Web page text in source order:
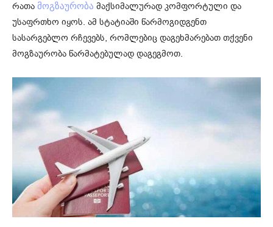
რათა მოგზაურობა მაქსიმალურად კომფორტული და
უსაფრთხო იყოს. ამ სტატიაში წარმოგიდგენთ
სასარგებლო რჩევებს, რომლებიც დაგეხმარებათ თქვენი
მოგზაურობა წარმატებულად დაგეგმოთ.